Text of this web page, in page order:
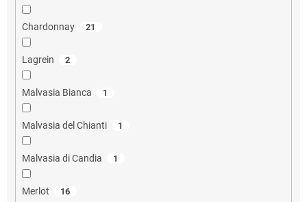
Chardonnay 21
Lagrein 2
Malvasia Bianca 1
Malvasia del Chianti 1
Malvasia di Candia 1
Merlot 16